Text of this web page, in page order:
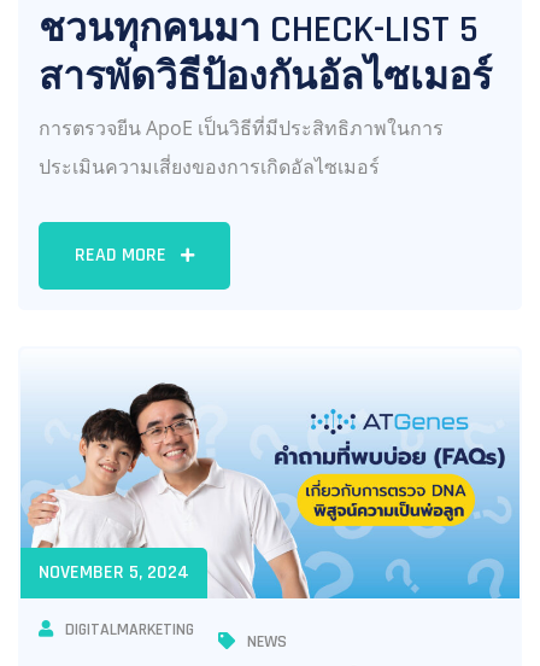
ชวนทุกคนมา CHECK-LIST 5
สารพัดวิธีป้องกันอัลไซเมอร์
การตรวจยีน ApoE เป็นวิธีที่มีประสิทธิภาพในการ
ประเมินความเสี่ยงของการเกิดอัลไซเมอร์
READ MORE
NOVEMBER 5, 2024
DIGITALMARKETING
NEWS